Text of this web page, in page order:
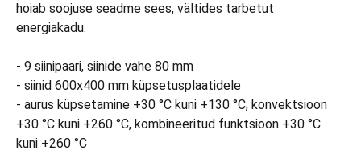
hoiab soojuse seadme sees, vältides tarbetut
energiakadu.
- 9 siinipaari, siinide vahe 80 mm
- siinid 600x400 mm küpsetusplaatidele
- aurus küpsetamine +30 °C kuni +130 °C, konvektsioon
+30 °C kuni +260 °C, kombineeritud funktsioon +30 °C
kuni +260 °C